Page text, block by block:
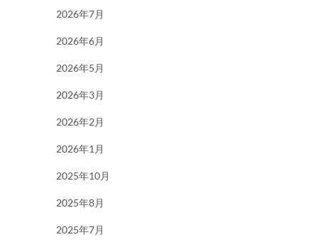
2026年7月
2026年6月
2026年5月
2026年3月
2026年2月
2026年1月
2025年10月
2025年8月
2025年7月